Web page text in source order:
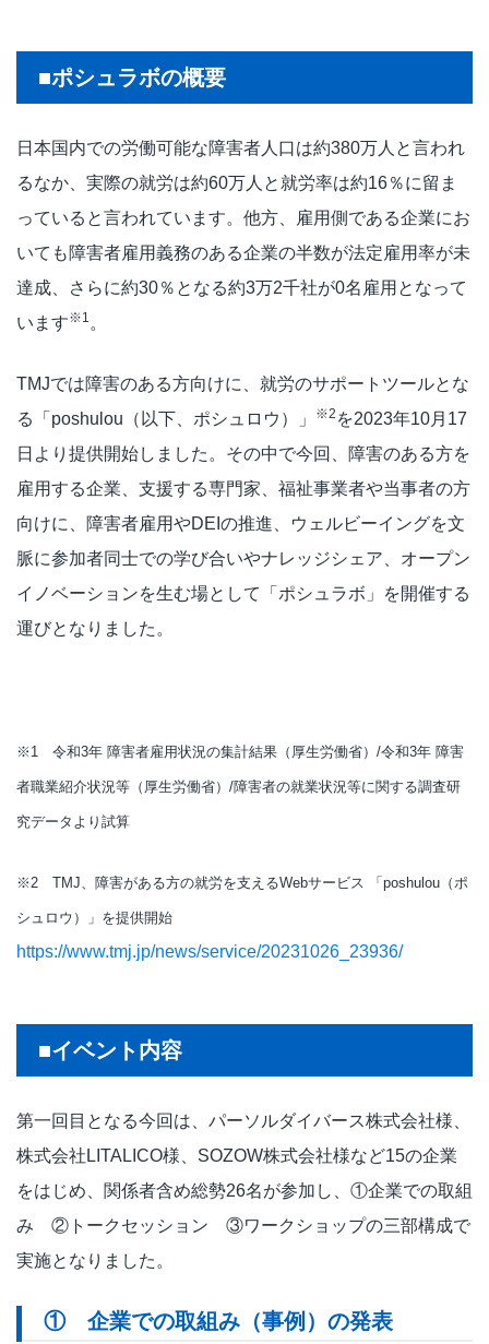
■ポシュラボの概要
日本国内での労働可能な障害者人口は約380万人と言われ
るなか、実際の就労は約60万人と就労率は約16％に留ま
っていると言われています。他方、雇用側である企業にお
いても障害者雇用義務のある企業の半数が法定雇用率が未
達成、さらに約30％となる約3万2千社が0名雇用となって
います※1 。
TMJでは障害のある方向けに、就労のサポートツールとな
る「poshulou（以下、ポシュロウ）」
※2 を2023年10月17
日より提供開始しました。その中で今回、障害のある方を
雇用する企業、支援する専門家、福祉事業者や当事者の方
向けに、障害者雇用やDEIの推進、ウェルビーイングを文
脈に参加者同士での学び合いやナレッジシェア、オープン
イノベーションを生む場として「ポシュラボ」を開催する
運びとなりました。
※1 令和3年 障害者雇用状況の集計結果（厚生労働省）/令和3年 障害
者職業紹介状況等（厚生労働省）/障害者の就業状況等に関する調査研
究データより試算
※2 TMJ、障害がある方の就労を支えるWebサービス 「poshulou（ポ
シュロウ）」を提供開始
https://www.tmj.jp/news/service/20231026_23936/
■イベント内容
第一回目となる今回は、パーソルダイバース株式会社様、
株式会社LITALICO様、SOZOW株式会社様など15の企業
をはじめ、関係者含め総勢26名が参加し、①企業での取組
み ②トークセッション ③ワークショップの三部構成で
実施となりました。
① 企業での取組み（事例）の発表